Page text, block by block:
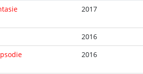
2017
2016
2016